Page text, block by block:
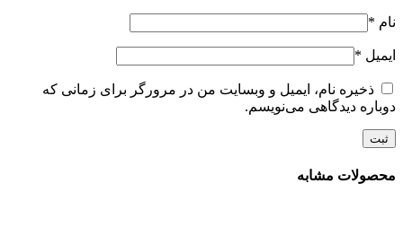
نام *
ایمیل *
ذخیره نام، ایمیل و وبسایت من در مرورگر برای زمانی که
دوباره دیدگاهی می‌نویسم.
محصولات مشابه